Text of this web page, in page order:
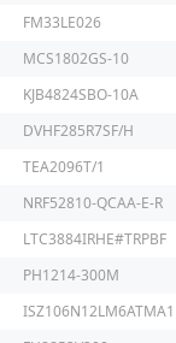
FM33LE026
MCS1802GS-10
KJB4824SBO-10A
DVHF285R7SF/H
TEA2096T/1
NRF52810-QCAA-E-R
LTC3884IRHE#TRPBF
PH1214-300M
ISZ106N12LM6ATMA1